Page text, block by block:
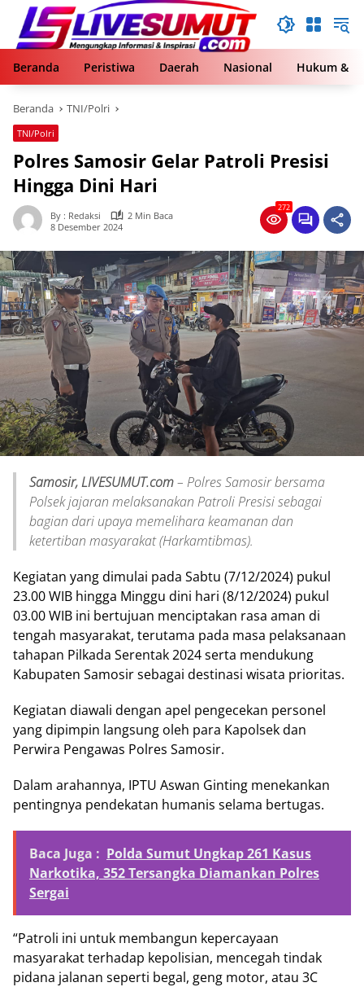
Langsung
konten
Beranda
Peristiwa Daerah Nasional Hukum &
Beranda TNI/Polri
TNI/Polri
Polres Samosir Gelar Patroli Presisi
Hingga Dini Hari
By : Redaksi
2 Min Baca
8 Desember 2024
272
Samosir, LIVESUMUT.com– Polres Samosir bersama
Polsek jajaran melaksanakan Patroli Presisi sebagai
bagian dari upaya memelihara keamanan dan
ketertiban masyarakat (Harkamtibmas).
Kegiatan yang dimulai pada Sabtu (7/12/2024) pukul
23.00 WIB hingga Minggu dini hari (8/12/2024) pukul
03.00 WIB ini bertujuan menciptakan rasa aman di
tengah masyarakat, terutama pada masa pelaksanaan
tahapan Pilkada Serentak 2024 serta mendukung
Kabupaten Samosir sebagai destinasi wisata prioritas.
Kegiatan diawali dengan apel pengecekan personel
yang dipimpin langsung oleh para Kapolsek dan
Perwira Pengawas Polres Samosir.
Dalam arahannya, IPTU Aswan Ginting menekankan
pentingnya pendekatan humanis selama bertugas.
Baca Juga : Polda Sumut Ungkap 261 Kasus
Narkotika, 352 Tersangka Diamankan Polres
Sergai
“Patroli ini untuk membangun kepercayaan
masyarakat terhadap kepolisian, mencegah tindak
pidana jalanan seperti begal, geng motor, atau 3C